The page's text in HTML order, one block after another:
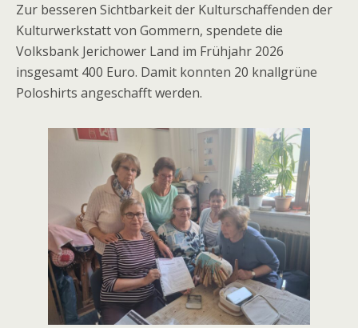
Zur besseren Sichtbarkeit der Kulturschaffenden der
Kulturwerkstatt von Gommern, spendete die
Volksbank Jerichower Land im Frühjahr 2026
insgesamt 400 Euro. Damit konnten 20 knallgrüne
Poloshirts angeschafft werden.